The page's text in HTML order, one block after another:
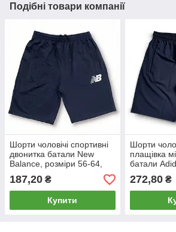
Подібні товари компанії
Шорти чоловічі спортивні
двонитка батали New
Balance, розміри 56-64,
темно-сині, 012361
187,20 ₴
Купити
Шорти
плащівка
батали
56-64,
272,80₴